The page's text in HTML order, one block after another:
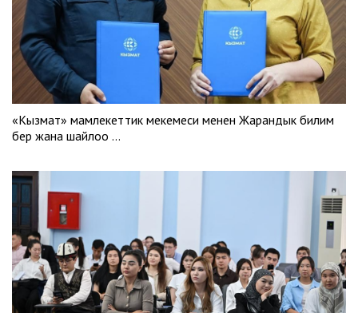
«Кызмат» мамлекеттик мекемеси менен Жарандык билим
берүү жана шайлоо …